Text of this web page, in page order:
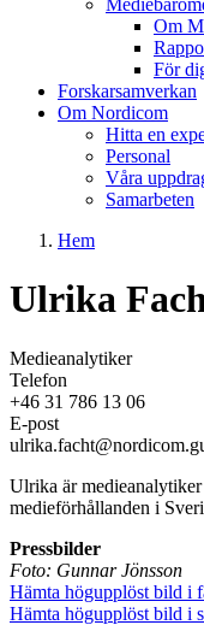
Om
För
Forskarsamverkan
Om Nordicom
Hitta en
Personal
Våra
Samarbeten
Hem
Ulrika
Medieanalytiker
Telefon
+46 31 786 13 06
E-post
Ulrika är
medieförhållanden i
Pressbilder
Foto: Gunnar Jönsson
Hämta högupplöst bild i
Hämta högupplöst bild i